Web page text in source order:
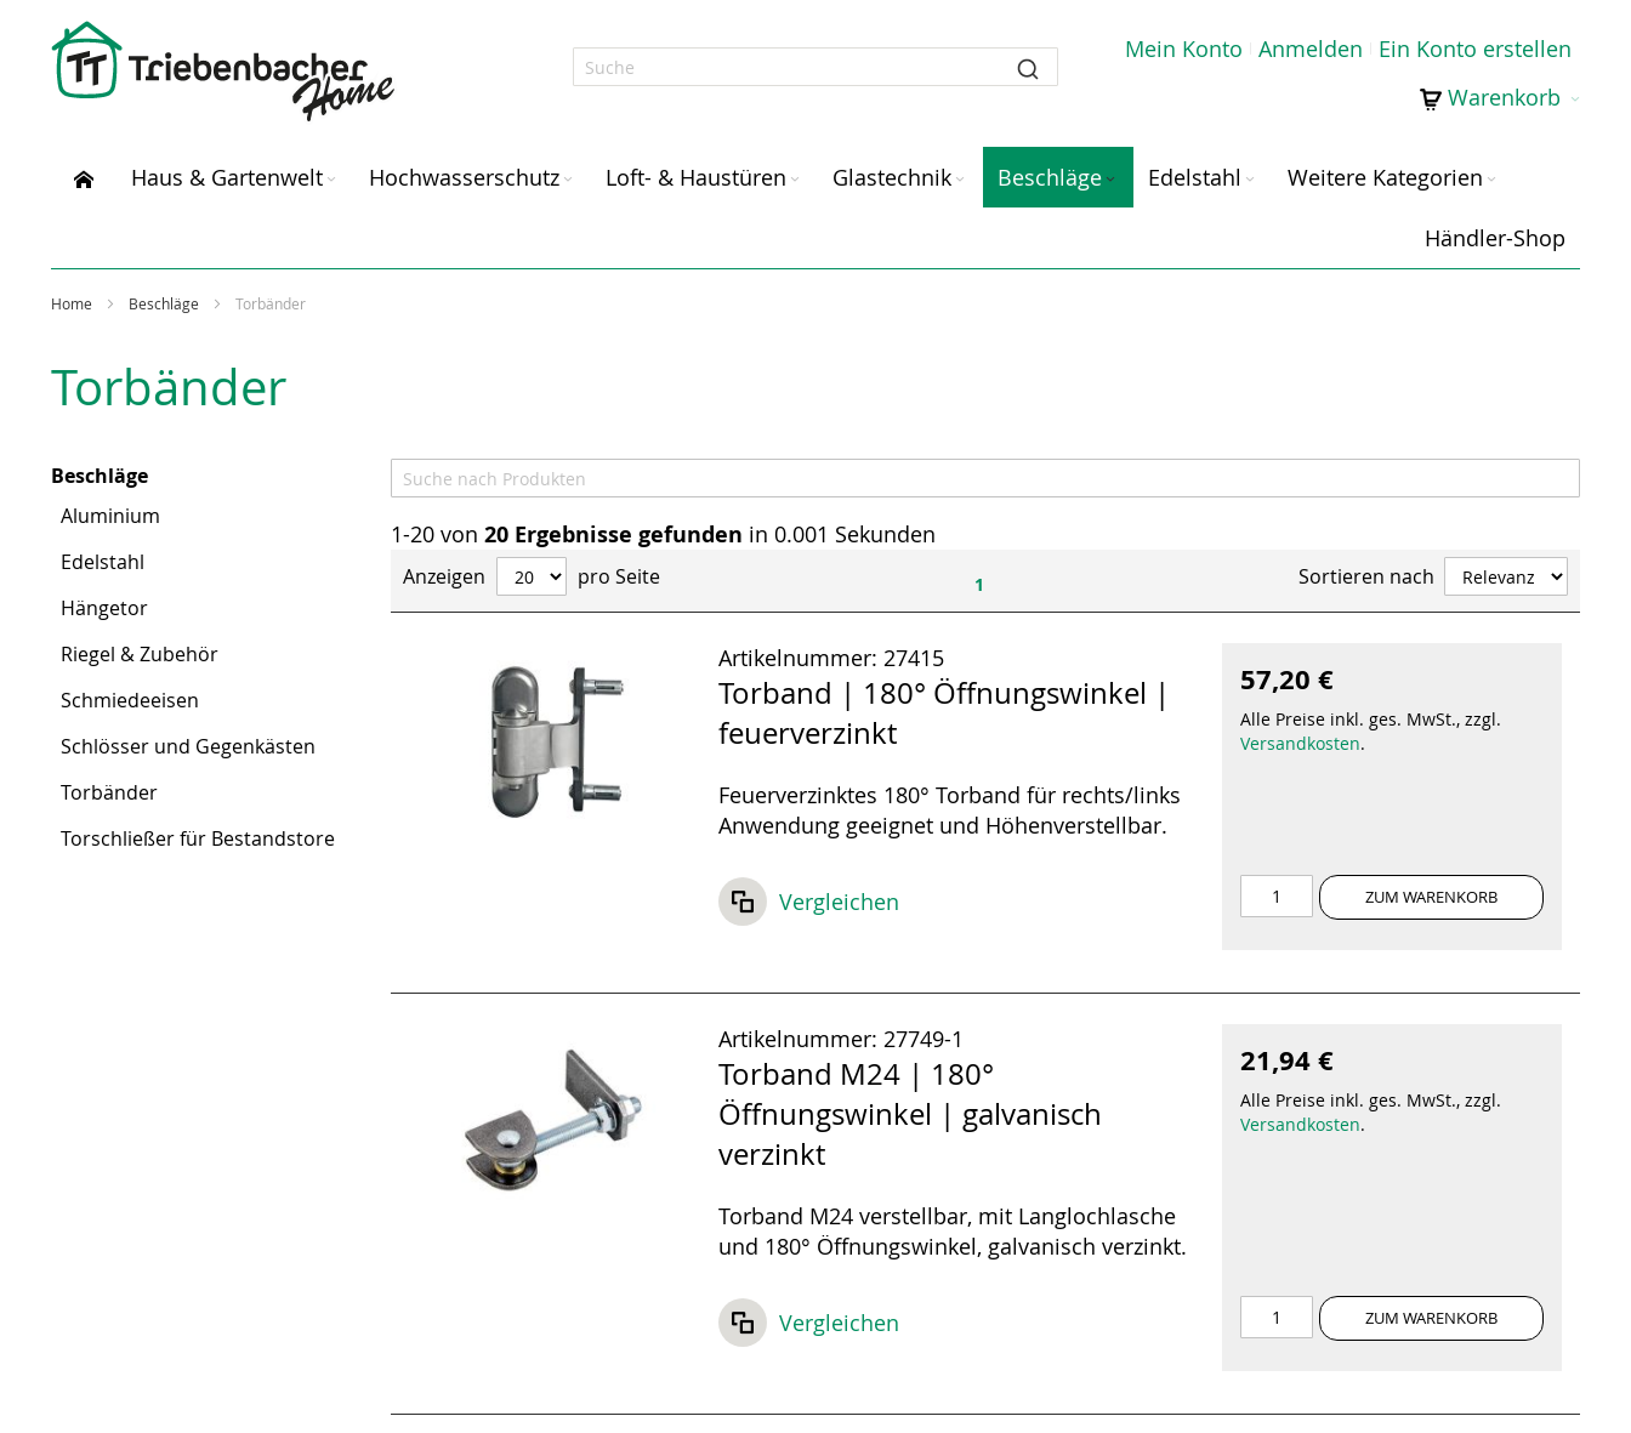
Direkt
zum
Mein Konto Anmelden
Ein Konto erstellen
Warenkorb
Haus & Gartenwelt Hochwasserschutz Loft- & Haustüren Glastechnik Beschläge Edelstahl Weitere Kategorien
Händler-Shop
Home Beschläge Torbänder
Torbänder
Beschläge
Aluminium
Edelstahl
Hängetor
Riegel & Zubehör
Schmiedeeisen
Schlösser und Gegenkästen
Torbänder
Torschließer für Bestandstore
1-20 von 20Ergebnisse gefunden in 0.001 Sekunden
Anzeigen pro Seite Sortieren nach
1
Artikelnummer: 27415
Torband | 180° Öffnungswinkel |
feuerverzinkt
Feuerverzinktes 180° Torband für rechts/links
Anwendung geeignet und Höhenverstellbar.
Vergleichen
57,20 €
Alle Preise inkl. ges. MwSt., zzgl.
Versandkosten.
ZUM WARENKORB
Artikelnummer: 27749-1
Torband M24 | 180°
Öffnungswinkel | galvanisch
verzinkt
Torband M24 verstellbar, mit Langlochlasche
und 180° Öffnungswinkel, galvanisch verzinkt.
Vergleichen
21,94 €
Alle Preise inkl. ges. MwSt., zzgl.
Versandkosten.
ZUM WARENKORB